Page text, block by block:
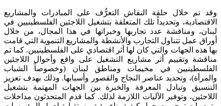
وقد تم خلال حلقة النقاش التعرُّف على المبادرات والمشاريع
الاقتصادية، وتحديداً تلك المتعلقة بتشغيل اللاجئين الفلسطينيين في
لبنان، ومناقشة عدد تجاربها وخبراتها في هذا المجال، من خلال
أوراق عمل تتناول التجارب والأنشطة والمشاريع التنموية التي قامت
بها هذه الجهات والتي كان لها أثر اقتصادي على الفلسطينيين. كما تم
مناقشة وتقييم أثر مشاريع التشغيل على واقع وأحوال اللاجئين
الفلسطينيين في مخيمات ومناطق لبنان (وخصوصاً الشباب
والمرأة)، وتحديد عناصر النجاح والقصور وأسبابها. وذلك بهدف تعزيز
التنسيق وتبادل المعرفة والخبرة بين الجهات المهتمة بتشغيل
اللاجئين، وتوفير الآليات اللازمة لذلك. كما قدم المتحدثون مداخلات